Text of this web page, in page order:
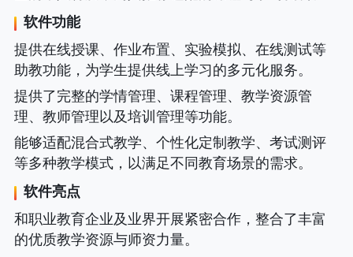
软件功能
提供在线授课、作业布置、实验模拟、在线测试等
助教功能，为学生提供线上学习的多元化服务。
提供了完整的学情管理、课程管理、教学资源管
理、教师管理以及培训管理等功能。
能够适配混合式教学、个性化定制教学、考试测评
等多种教学模式，以满足不同教育场景的需求。
软件亮点
和职业教育企业及业界开展紧密合作，整合了丰富
的优质教学资源与师资力量。